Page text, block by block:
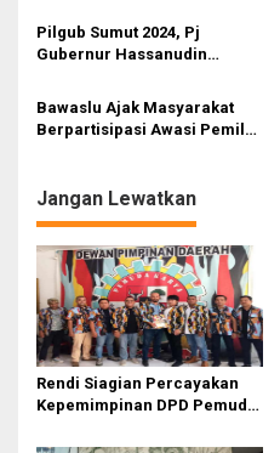
s
Pilgub Sumut 2024, Pj
Gubernur Hassanudin
KPU dan Bawaslu Sumut
Bawaslu Ajak Masyarakat
Berpartisipasi Awasi Pemilu
Jangan Lewatkan
Rendi Siagian Percayakan
Kepemimpinan DPD Pemuda
kepada Josef Sembiring